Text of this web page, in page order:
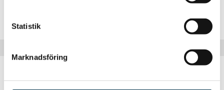
Statistik
Marknadsföring